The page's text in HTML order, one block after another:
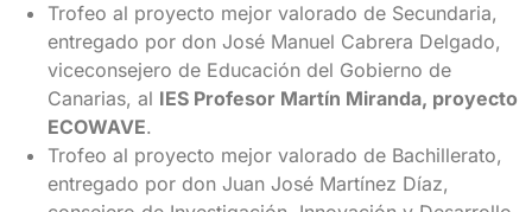
Trofeo al proyecto mejor valorado de Secundaria,
entregado por don José Manuel Cabrera Delgado,
viceconsejero de Educación del Gobierno de
Canarias, al IES Profesor Martín Miranda, proyecto
ECOWAVE.
Trofeo al proyecto mejor valorado de Bachillerato,
entregado por don Juan José Martínez Díaz,